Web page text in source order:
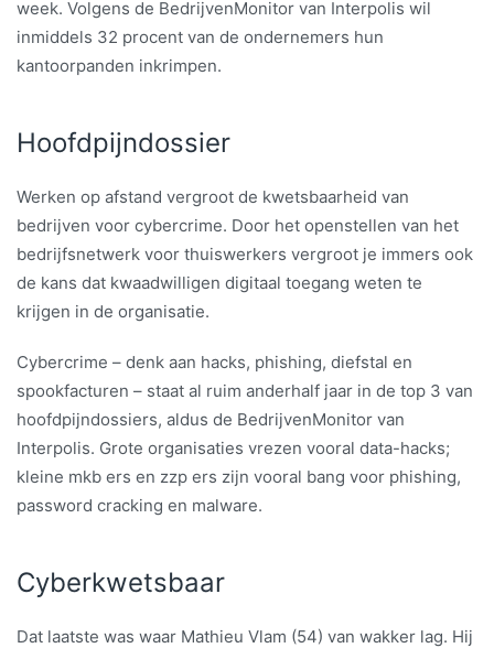
week. Volgens de BedrijvenMonitor van Interpolis wil
inmiddels 32 procent van de ondernemers hun
kantoorpanden inkrimpen.
Hoofdpijndossier
Werken op afstand vergroot de kwetsbaarheid van
bedrijven voor cybercrime. Door het openstellen van het
bedrijfsnetwerk voor thuiswerkers vergroot je immers ook
de kans dat kwaadwilligen digitaal toegang weten te
krijgen in de organisatie.
Cybercrime – denk aan hacks, phishing, diefstal en
spookfacturen – staat al ruim anderhalf jaar in de top 3 van
hoofdpijndossiers, aldus de BedrijvenMonitor van
Interpolis. Grote organisaties vrezen vooral data-hacks;
kleine mkb ers en zzp ers zijn vooral bang voor phishing,
password cracking en malware.
Cyberkwetsbaar
Dat laatste was waar Mathieu Vlam (54) van wakker lag. Hij